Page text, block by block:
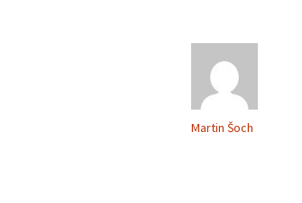
Martin Šoch